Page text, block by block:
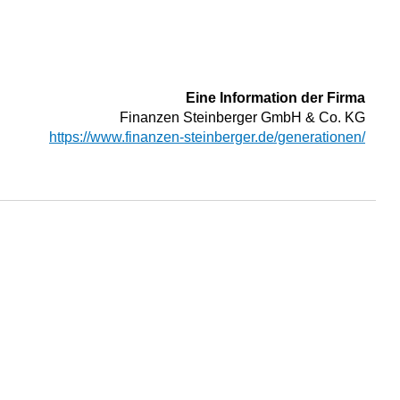
Eine Information der Firma
Finanzen Steinberger GmbH & Co. KG
https://www.finanzen-steinberger.de/generationen/